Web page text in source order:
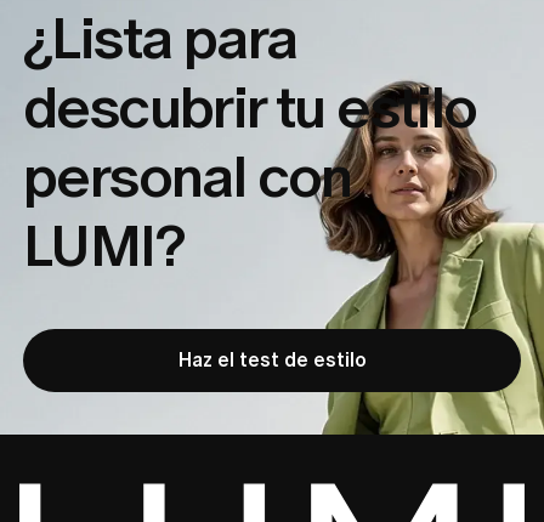
¿Lista para
descubrir tu estilo
personal con
LUMI?
Haz el test de estilo